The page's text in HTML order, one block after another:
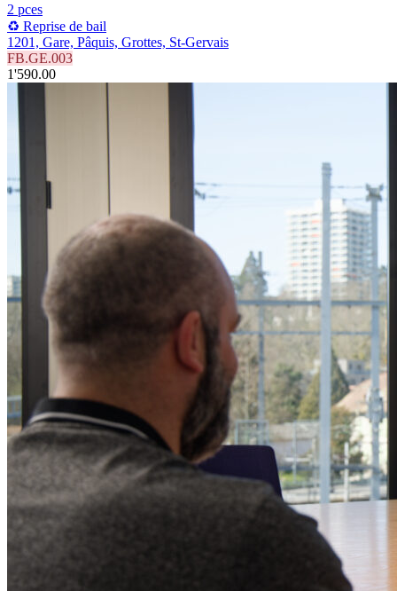
2 pces
♻️ Reprise de bail
1201, Gare, Pâquis, Grottes, St-Gervais
FB.GE.003
1'590.00